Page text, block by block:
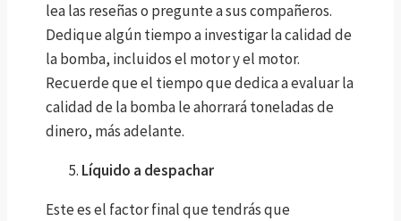
lea las reseñas o pregunte a sus compañeros.
Dedique algún tiempo a investigar la calidad de
la bomba, incluidos el motor y el motor.
Recuerde que el tiempo que dedica a evaluar la
calidad de la bomba le ahorrará toneladas de
dinero, más adelante.
Líquido a despachar
Este es el factor final que tendrás que